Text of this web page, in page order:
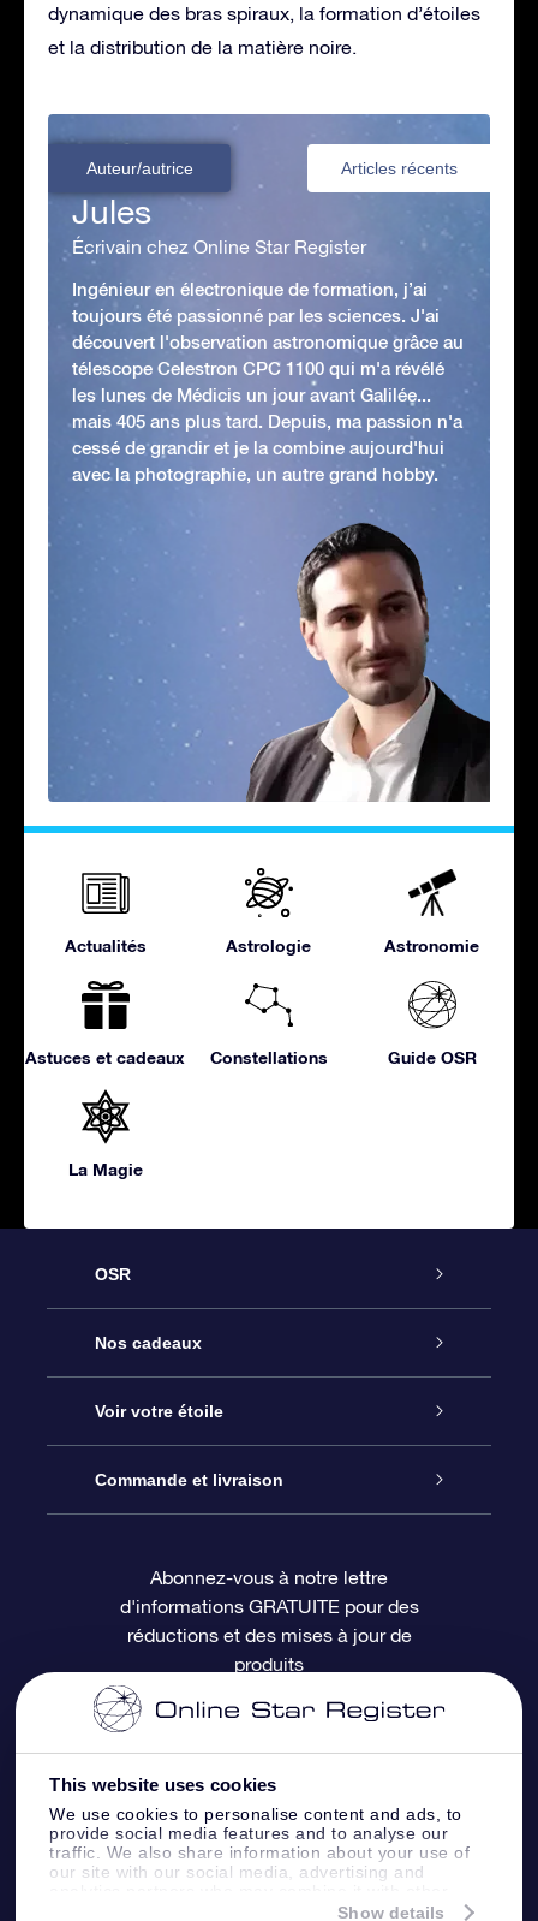
This website uses cookies
We use cookies to personalise content and ads, to
provide social media features and to analyse our
traffic. We also share information about your use of
our site with our social media, advertising and
information that you’ve provided to them or that
Show details
dynamique des bras spiraux, la formation d’étoiles
et la distribution de la matière noire.
Auteur/autrice Articles récents
Jules
Écrivain chez Online Star Register
Ingénieur en électronique de formation, j’ai
toujours été passionné par les sciences. J'ai
découvert l'observation astronomique grâce au
télescope Celestron CPC 1100 qui m'a révélé
les lunes de Médicis un jour avant Galilée...
mais 405 ans plus tard. Depuis, ma passion n'a
cessé de grandir et je la combine aujourd'hui
avec la photographie, un autre grand hobby.
Actualités Astrologie Astronomie
Astuces et cadeaux Constellations Guide OSR
La Magie
OSR
Service
À propos de l’OSR
Nous contacter
Questions fréquemment posées
Revues
Nos cadeaux
Cadeau d’étoile en ligne
Coffret cadeau OSR
Carte cadeau OSR
Voir votre étoile
Registre des étoiles
Page d’accueil personnalisée
Appli Voler vers les étoiles
Commande et livraison
Informations de paiement
Informations d’expédition
Politique de retour
Constellations
Abonnez-vous à notre lettre
d'informations GRATUITE pour des
réductions et des mises à jour de
produits